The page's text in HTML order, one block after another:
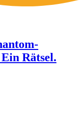
Rätsel.